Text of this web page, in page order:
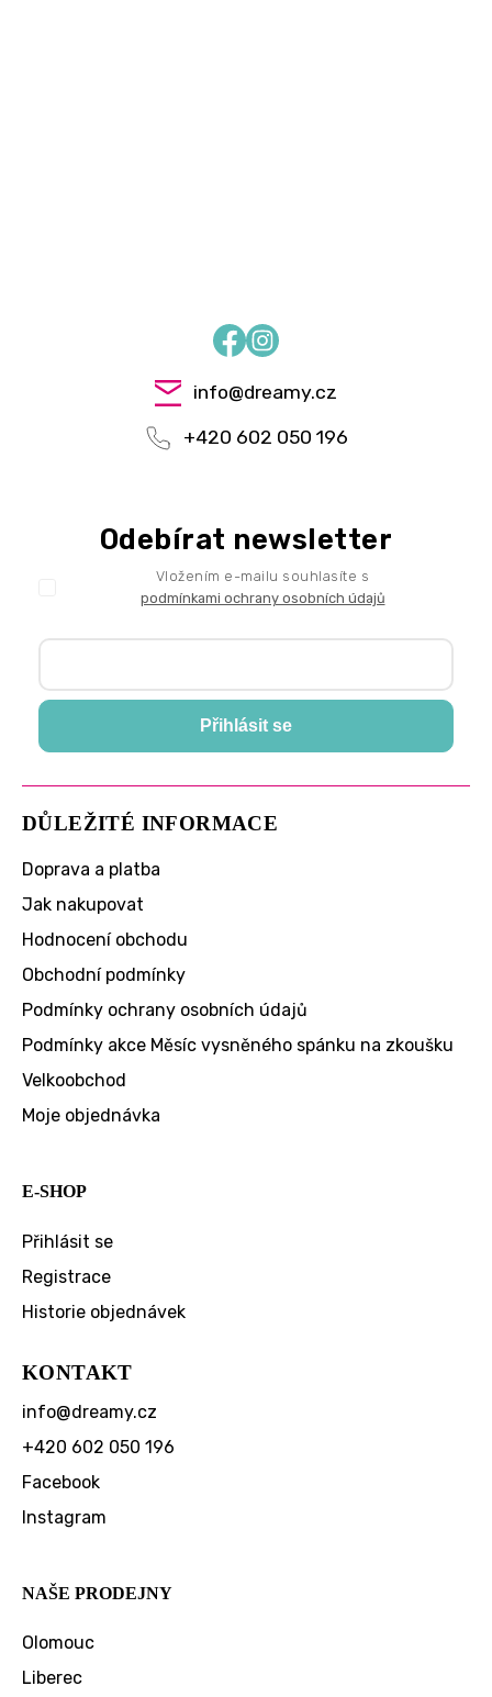
FacebookInstagram
info@dreamy.cz
+420 602 050 196
DŮLEŽITÉ INFORMACE
Doprava a platba
Jak nakupovat
Hodnocení obchodu
Obchodní podmínky
Podmínky ochrany osobních údajů
Podmínky akce Měsíc vysněného spánku na zkoušku
Velkoobchod
Moje objednávka
E-SHOP
Přihlásit se
Registrace
Historie objednávek
KONTAKT
info@dreamy.cz
+420 602 050 196
Facebook
Instagram
Odebírat newsletter
Vložením e-mailu souhlasíte s
podmínkami ochrany osobních údajů
Přihlásit se
NAŠE PRODEJNY
Olomouc
Liberec